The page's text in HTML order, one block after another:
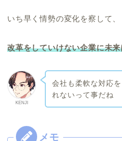
いち早く情勢の変化を察して、
改革をしていけない企業に未
KENJI
会社も柔軟な対応
れないって事だね